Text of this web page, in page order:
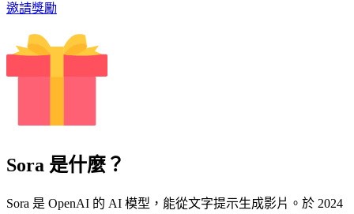
邀請獎勵
Sora 是什麼？
Sora 是 OpenAI 的 AI 模型，能從文字提示生成影片。於 2024